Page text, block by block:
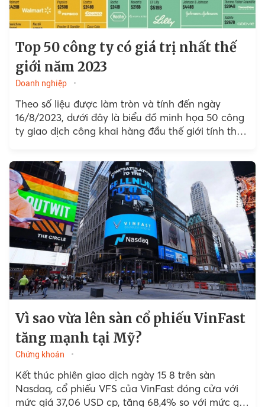
Top 50 công ty có giá trị nhất thế
giới năm 2023
Doanh nghiệp
Theo số liệu được làm tròn và tính đến ngày
16/8/2023, dưới đây là biểu đồ minh họa 50 công
ty giao dịch công khai hàng đầu thế giới tính theo
Vì sao vừa lên sàn cổ phiếu VinFast
tăng mạnh tại Mỹ?
Chứng khoán
Kết thúc phiên giao dịch ngày 15 8 trên sàn
Nasdaq, cổ phiếu VFS của VinFast đóng cửa với
mức giá 37,06 USD cp, tăng 68,4% so với mức giá